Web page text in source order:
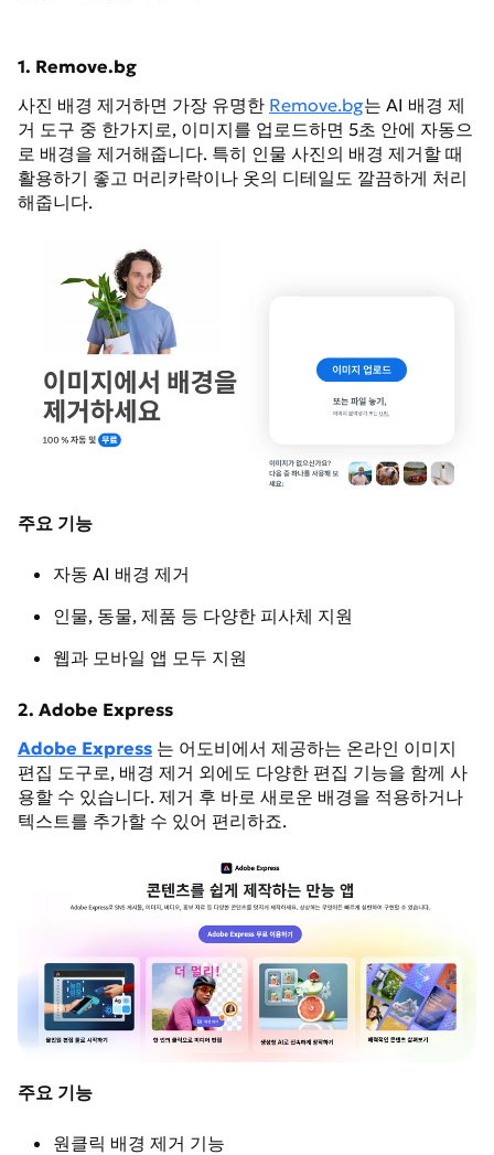
1. Remove.bg
사진 배경 제거하면 가장 유명한 Remove.bg는 AI 배경 제
거 도구 중 한가지로, 이미지를 업로드하면 5초 안에 자동으
로 배경을 제거해줍니다. 특히 인물 사진의 배경 제거할 때
활용하기 좋고 머리카락이나 옷의 디테일도 깔끔하게 처리
해줍니다.
주요 기능
자동 AI 배경 제거
인물, 동물, 제품 등 다양한 피사체 지원
웹과 모바일 앱 모두 지원
2. Adobe Express
Adobe Express 는 어도비에서 제공하는 온라인 이미지
편집 도구로, 배경 제거 외에도 다양한 편집 기능을 함께 사
용할 수 있습니다. 제거 후 바로 새로운 배경을 적용하거나
텍스트를 추가할 수 있어 편리하죠.
주요 기능
원클릭 배경 제거 기능